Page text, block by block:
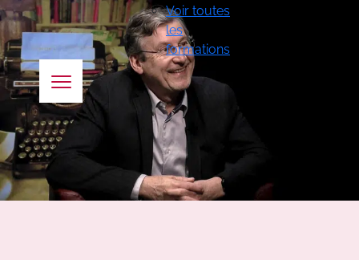
Voir toutes
les
formations